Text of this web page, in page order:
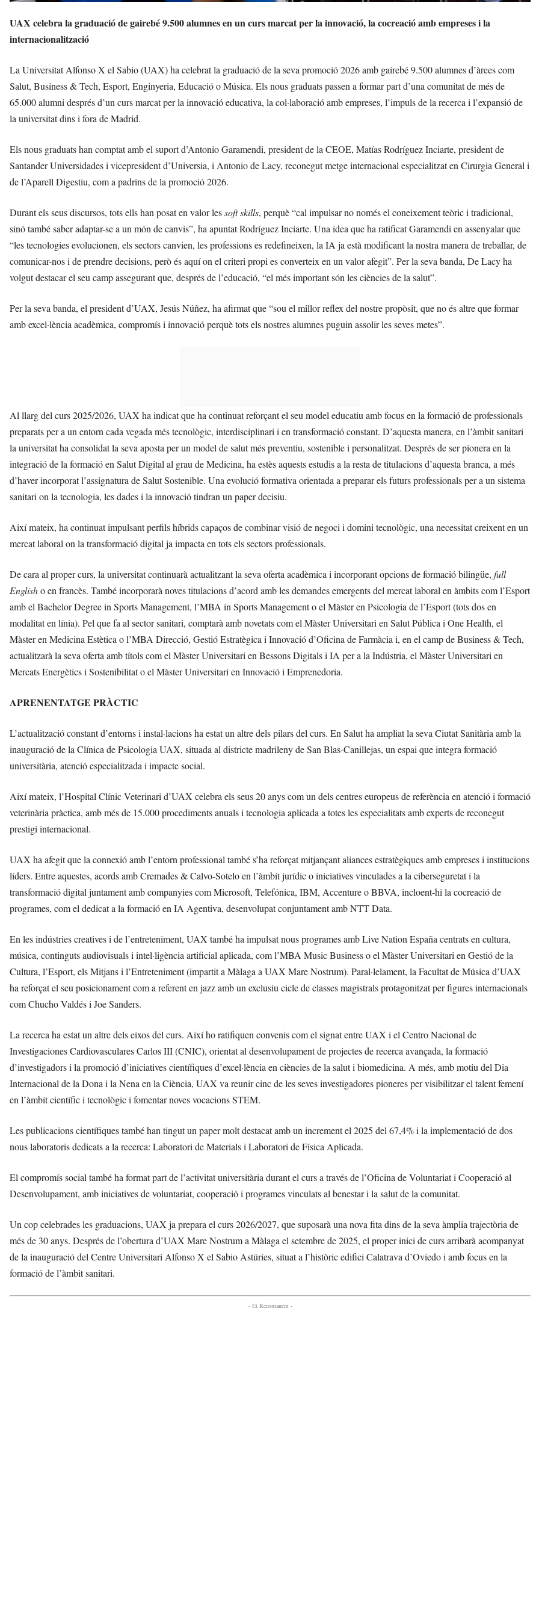
UAX celebra la graduació de gairebé 9.500 alumnes en un curs marcat per la innovació, la cocreació amb empreses i la
internacionalització
La Universitat Alfonso X el Sabio (UAX) ha celebrat la graduació de la seva promoció 2026 amb gairebé 9.500 alumnes d’àrees com
Salut, Business & Tech, Esport, Enginyeria, Educació o Música. Els nous graduats passen a formar part d’una comunitat de més de
65.000 alumni després d’un curs marcat per la innovació educativa, la col·laboració amb empreses, l’impuls de la recerca i l’expansió de
la universitat dins i fora de Madrid.
Els nous graduats han comptat amb el suport d’Antonio Garamendi, president de la CEOE, Matías Rodríguez Inciarte, president de
Santander Universidades i vicepresident d’Universia, i Antonio de Lacy, reconegut metge internacional especialitzat en Cirurgia General i
de l’Aparell Digestiu, com a padrins de la promoció 2026.
Durant els seus discursos, tots ells han posat en valor lessoft skills, perquè “cal impulsar no només el coneixement teòric i tradicional,
sinó també saber adaptar-se a un món de canvis”, ha apuntat Rodríguez Inciarte. Una idea que ha ratificat Garamendi en assenyalar que
“les tecnologies evolucionen, els sectors canvien, les professions es redefineixen, la IA ja està modificant la nostra manera de treballar, de
comunicar-nos i de prendre decisions, però és aquí on el criteri propi es converteix en un valor afegit”. Per la seva banda, De Lacy ha
volgut destacar el seu camp assegurant que, després de l’educació, “el més important són les ciències de la salut”.
Per la seva banda, el president d’UAX, Jesús Núñez, ha afirmat que “sou el millor reflex del nostre propòsit, que no és altre que formar
amb excel·lència acadèmica, compromís i innovació perquè tots els nostres alumnes puguin assolir les seves metes”.
Al llarg del curs 2025/2026, UAX ha indicat que ha continuat reforçant el seu model educatiu amb focus en la formació de professionals
preparats per a un entorn cada vegada més tecnològic, interdisciplinari i en transformació constant. D’aquesta manera, en l’àmbit sanitari
la universitat ha consolidat la seva aposta per un model de salut més preventiu, sostenible i personalitzat. Després de ser pionera en la
integració de la formació en Salut Digital al grau de Medicina, ha estès aquests estudis a la resta de titulacions d’aquesta branca, a més
d’haver incorporat l’assignatura de Salut Sostenible. Una evolució formativa orientada a preparar els futurs professionals per a un sistema
sanitari on la tecnologia, les dades i la innovació tindran un paper decisiu.
Així mateix, ha continuat impulsant perfils híbrids capaços de combinar visió de negoci i domini tecnològic, una necessitat creixent en un
mercat laboral on la transformació digital ja impacta en tots els sectors professionals.
De cara al proper curs, la universitat continuarà actualitzant la seva oferta acadèmica i incorporant opcions de formació bilingüe, full
Englisho en francès. També incorporarà noves titulacions d’acord amb les demandes emergents del mercat laboral en àmbits com l’Esport
amb el Bachelor Degree in Sports Management, l’MBA in Sports Management o el Màster en Psicologia de l’Esport (tots dos en
modalitat en línia). Pel que fa al sector sanitari, comptarà amb novetats com el Màster Universitari en Salut Pública i One Health, el
Màster en Medicina Estètica o l’MBA Direcció, Gestió Estratègica i Innovació d’Oficina de Farmàcia i, en el camp de Business & Tech,
actualitzarà la seva oferta amb títols com el Màster Universitari en Bessons Digitals i IA per a la Indústria, el Màster Universitari en
Mercats Energètics i Sostenibilitat o el Màster Universitari en Innovació i Emprenedoria.
APRENENTATGE PRÀCTIC
L’actualització constant d’entorns i instal·lacions ha estat un altre dels pilars del curs. En Salut ha ampliat la seva Ciutat Sanitària amb la
inauguració de la Clínica de Psicologia UAX, situada al districte madrileny de San Blas-Canillejas, un espai que integra formació
universitària, atenció especialitzada i impacte social.
Així mateix, l’Hospital Clínic Veterinari d’UAX celebra els seus 20 anys com un dels centres europeus de referència en atenció i formació
veterinària pràctica, amb més de 15.000 procediments anuals i tecnologia aplicada a totes les especialitats amb experts de reconegut
prestigi internacional.
UAX ha afegit que la connexió amb l’entorn professional també s’ha reforçat mitjançant aliances estratègiques amb empreses i institucions
líders. Entre aquestes, acords amb Cremades & Calvo-Sotelo en l’àmbit jurídic o iniciatives vinculades a la ciberseguretat i la
transformació digital juntament amb companyies com Microsoft, Telefónica, IBM, Accenture o BBVA, incloent-hi la cocreació de
programes, com el dedicat a la formació en IA Agentiva, desenvolupat conjuntament amb NTT Data.
En les indústries creatives i de l’entreteniment, UAX també ha impulsat nous programes amb Live Nation España centrats en cultura,
música, continguts audiovisuals i intel·ligència artificial aplicada, com l’MBA Music Business o el Màster Universitari en Gestió de la
Cultura, l’Esport, els Mitjans i l’Entreteniment (impartit a Màlaga a UAX Mare Nostrum). Paral·lelament, la Facultat de Música d’UAX
ha reforçat el seu posicionament com a referent en jazz amb un exclusiu cicle de classes magistrals protagonitzat per figures internacionals
com Chucho Valdés i Joe Sanders.
La recerca ha estat un altre dels eixos del curs. Així ho ratifiquen convenis com el signat entre UAX i el Centro Nacional de
Investigaciones Cardiovasculares Carlos III (CNIC), orientat al desenvolupament de projectes de recerca avançada, la formació
d’investigadors i la promoció d’iniciatives científiques d’excel·lència en ciències de la salut i biomedicina. A més, amb motiu del Dia
Internacional de la Dona i la Nena en la Ciència, UAX va reunir cinc de les seves investigadores pioneres per visibilitzar el talent femení
en l’àmbit científic i tecnològic i fomentar noves vocacions STEM.
Les publicacions científiques també han tingut un paper molt destacat amb un increment el 2025 del 67,4% i la implementació de dos
nous laboratoris dedicats a la recerca: Laboratori de Materials i Laboratori de Física Aplicada.
El compromís social també ha format part de l’activitat universitària durant el curs a través de l’Oficina de Voluntariat i Cooperació al
Desenvolupament, amb iniciatives de voluntariat, cooperació i programes vinculats al benestar i la salut de la comunitat.
Un cop celebrades les graduacions, UAX ja prepara el curs 2026/2027, que suposarà una nova fita dins de la seva àmplia trajectòria de
més de 30 anys. Després de l’obertura d’UAX Mare Nostrum a Màlaga el setembre de 2025, el proper inici de curs arribarà acompanyat
de la inauguració del Centre Universitari Alfonso X el Sabio Astúries, situat a l’històric edifici Calatrava d’Oviedo i amb focus en la
formació de l’àmbit sanitari.
- Et Recomanem -